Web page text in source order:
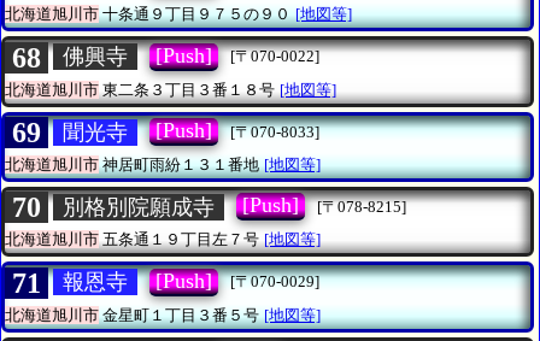
北海道旭川市十条通９丁目９７５の９０ [地図等]
68 佛興寺 [Push]
[〒070-0022]
北海道旭川市 東二条３丁目３番１８号 [地図等]
69 聞光寺 [Push]
[〒070-8033]
北海道旭川市神居町雨紛１３１番地 [地図等]
70 別格別院願成寺 [Push]
[〒078-8215]
北海道旭川市五条通１９丁目左７号 [地図等]
71 報恩寺 [Push]
[〒070-0029]
北海道旭川市金星町１丁目３番５号 [地図等]